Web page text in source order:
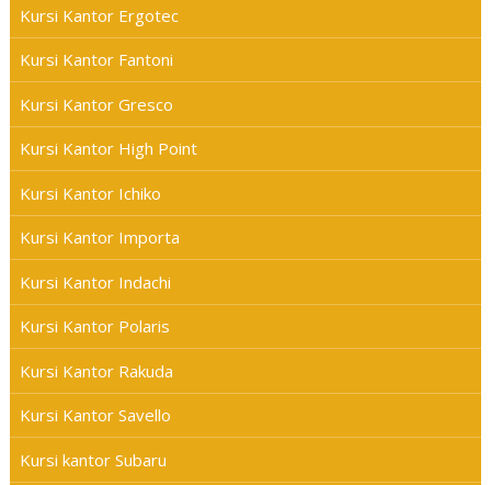
Kursi Kantor Ergotec
Kursi Kantor Fantoni
Kursi Kantor Gresco
Kursi Kantor High Point
Kursi Kantor Ichiko
Kursi Kantor Importa
Kursi Kantor Indachi
Kursi Kantor Polaris
Kursi Kantor Rakuda
Kursi Kantor Savello
Kursi kantor Subaru